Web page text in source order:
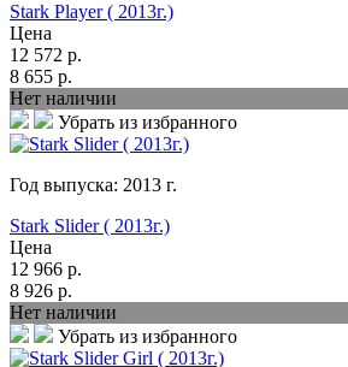
Stark Player ( 2013г.)
Цена
12 572 р.
8 655 р.
Нет наличии
Убрать из избранного
Год выпуска: 2013 г.
Stark Slider ( 2013г.)
Цена
12 966 р.
8 926 р.
Нет наличии
Убрать из избранного